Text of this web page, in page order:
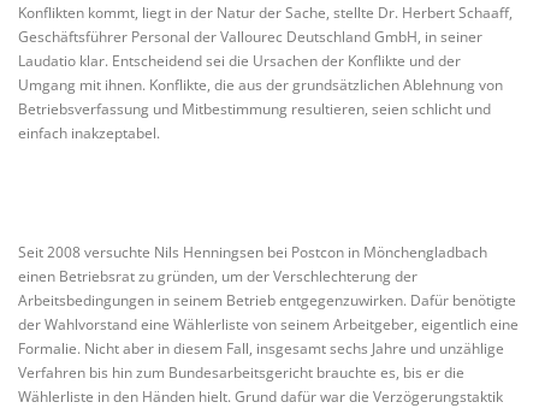
Konflikten kommt, liegt in der Natur der Sache, stellte Dr. Herbert Schaaff,
Geschäftsführer Personal der Vallourec Deutschland GmbH, in seiner
Laudatio klar. Entscheidend sei die Ursachen der Konflikte und der
Umgang mit ihnen. Konflikte, die aus der grundsätzlichen Ablehnung von
Betriebsverfassung und Mitbestimmung resultieren, seien schlicht und
einfach inakzeptabel.
Seit 2008 versuchte Nils Henningsen bei Postcon in Mönchengladbach
einen Betriebsrat zu gründen, um der Verschlechterung der
Arbeitsbedingungen in seinem Betrieb entgegenzuwirken. Dafür benötigte
der Wahlvorstand eine Wählerliste von seinem Arbeitgeber, eigentlich eine
Formalie. Nicht aber in diesem Fall, insgesamt sechs Jahre und unzählige
Verfahren bis hin zum Bundesarbeitsgericht brauchte es, bis er die
Wählerliste in den Händen hielt. Grund dafür war die Verzögerungstaktik